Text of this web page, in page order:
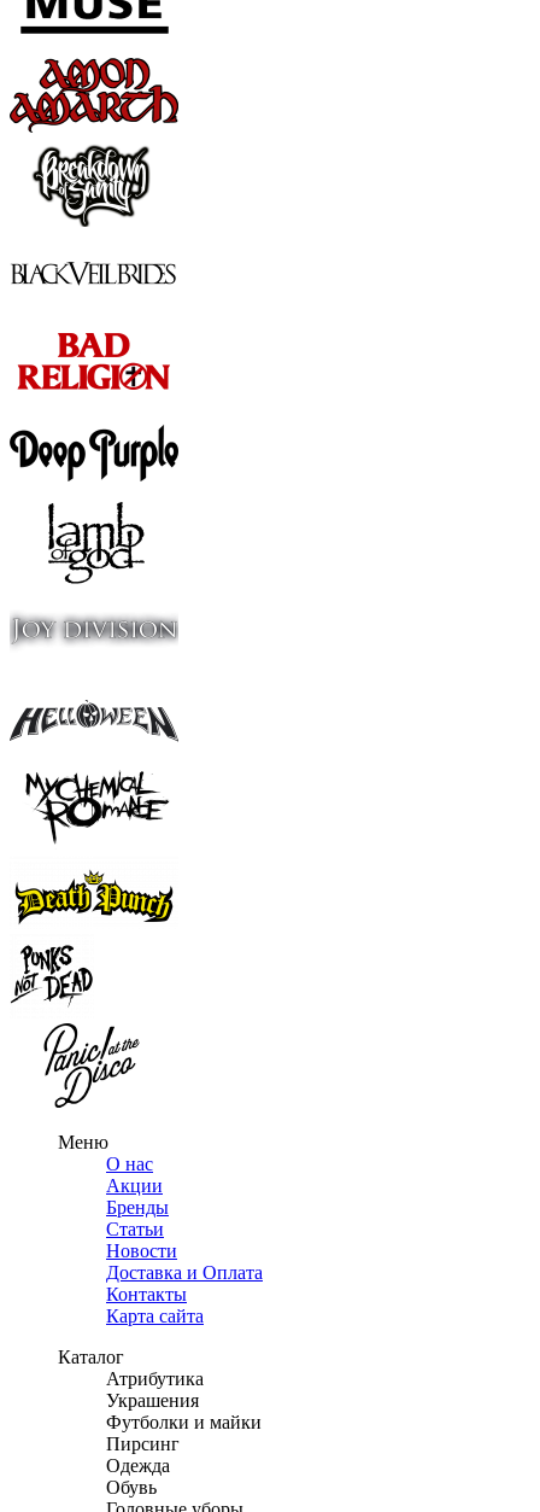
Меню
О нас
Акции
Бренды
Статьи
Новости
Доставка и Оплата
Контакты
Карта сайта
Каталог
Атрибутика
Украшения
Футболки и майки
Пирсинг
Одежда
Обувь